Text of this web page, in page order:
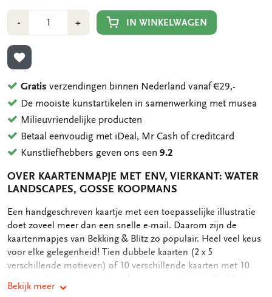
-Min
1
+Plus
1
IN WINKELWAGEN
TOEVOEGEN AAN VERLANGLIJST
Gratis verzendingen binnen Nederland vanaf €29,-
De mooiste kunstartikelen in samenwerking met musea
Milieuvriendelijke producten
Betaal eenvoudig met iDeal, Mr Cash of creditcard
Kunstliefhebbers geven ons een9.2
OVER KAARTENMAPJE MET ENV, VIERKANT: WATER
LANDSCAPES, GOSSE KOOPMANS
OMSCHRIJVING
Een handgeschreven kaartje met een toepasselijke illustratie
doet zoveel meer dan een snelle e-mail. Daarom zijn de
kaartenmapjes van Bekking & Blitz zo populair. Heel veel keus
voor elke gelegenheid! Tien dubbele kaarten (2 x 5
verschillende motieven) of 10 verschillende kaarten met 10
kaartenmapje. Op de achterkant van het mapje staan de
Bekijk meer